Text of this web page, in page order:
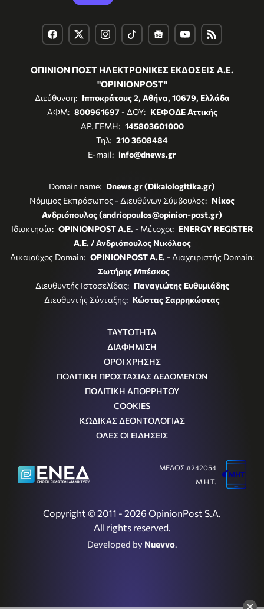
ΟΠΙΝΙΟΝ ΠΟΣΤ ΗΛΕΚΤΡΟΝΙΚΕΣ ΕΚΔΟΣΕΙΣ Α.Ε.
"OPINIONPOST"
Διεύθυνση: Ιπποκράτους 2, Αθήνα, 10679, Ελλάδα
ΑΦΜ: 800961697- ΔΟΥ: ΚΕΦΟΔΕ Αττικής
ΑΡ. ΓΕΜΗ: 145803601000
Τηλ: 210 3608484
E-mail: info@dnews.gr
Domain name: Dnews.gr (Dikaiologitika.gr)
Νόμιμος Εκπρόσωπος - Διευθύνων Σύμβουλος: Νίκος
Ανδριόπουλος (andriopoulos@opinion-post.gr)
Ιδιοκτησία: OPINIONPOST A.E. - Μέτοχοι: ENERGY REGISTER
Α.Ε. / Ανδριόπουλος Νικόλαος
Δικαιούχος Domain: OPINIONPOST A.E. - Διαχειριστής Domain:
Σωτήρης Μπέσκος
Διευθυντής Ιστοσελίδας: Παναγιώτης Ευθυμιάδης
Διευθυντής Σύνταξης: Κώστας Σαρρηκώστας
ΤΑΥΤΟΤΗΤΑ
ΔΙΑΦΗΜΙΣΗ
ΟΡΟΙ ΧΡΗΣΗΣ
ΠΟΛΙΤΙΚΗ ΠΡΟΣΤΑΣΙΑΣ ΔΕΔΟΜΕΝΩΝ
ΠΟΛΙΤΙΚΗ ΑΠΟΡΡΗΤΟΥ
COOKIES
ΚΩΔΙΚΑΣ ΔΕΟΝΤΟΛΟΓΙΑΣ
ΟΛΕΣ ΟΙ ΕΙΔΗΣΕΙΣ
Copyright © 2011 - 2026 OpinionPost S.A.
All rights reserved.
Developed by Nuevvo.
ΜΕΛΟΣ #242054
Μ.Η.Τ.